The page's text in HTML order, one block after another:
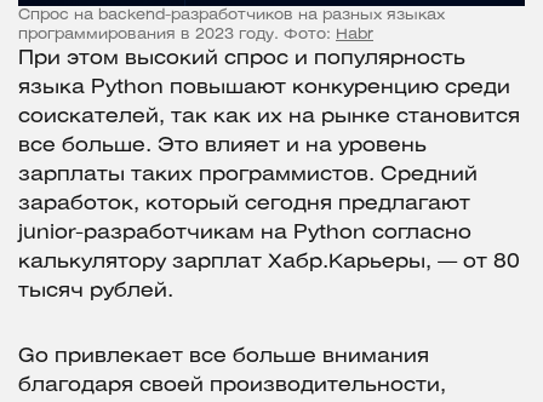
Спрос на backend-разработчиков на разных языках
программирования в 2023 году. Фото:
Habr
При этом высокий спрос и популярность
языка Python повышают конкуренцию среди
соискателей, так как их на рынке становится
все больше. Это влияет и на уровень
зарплаты таких программистов. Средний
заработок, который сегодня предлагают
junior-разработчикам на Python согласно
калькулятору зарплат Хабр.Карьеры, — от 80
тысяч рублей.
Go привлекает все больше внимания
благодаря своей производительности,